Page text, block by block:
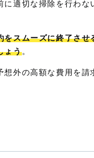
なければブルークリーン
適切な掃除を行わ
をスムーズに終了さ
ょう。
外の高額な費用を